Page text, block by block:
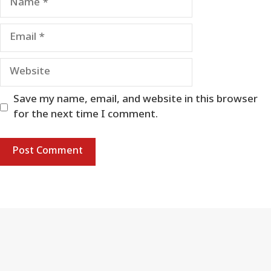
Email
Website
Save my name, email, and website in this browser
for the next time I comment.